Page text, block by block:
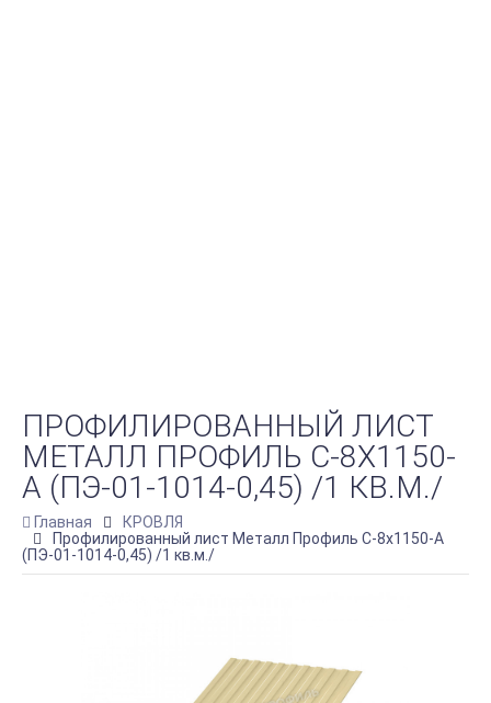
ПРОФИЛИРОВАННЫЙ ЛИСТ
МЕТАЛЛ ПРОФИЛЬ С-8Х1150-
A (ПЭ-01-1014-0,45) /1 КВ.М./
Главная
КРОВЛЯ
Профилированный лист Металл Профиль С-8х1150-A
(ПЭ-01-1014-0,45) /1 кв.м./